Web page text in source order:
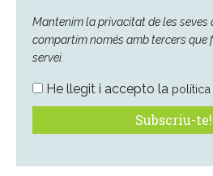
Mantenim la privacitat de les seves
compartim només amb tercers que
servei.
He llegit i accepto la